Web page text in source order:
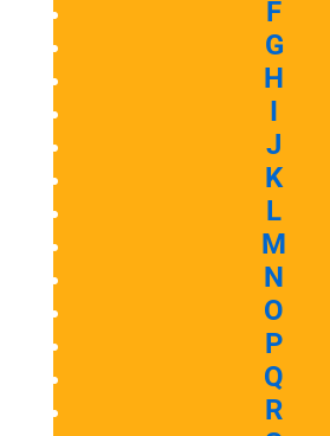
F
G
H
I
J
K
L
M
N
O
P
Q
R